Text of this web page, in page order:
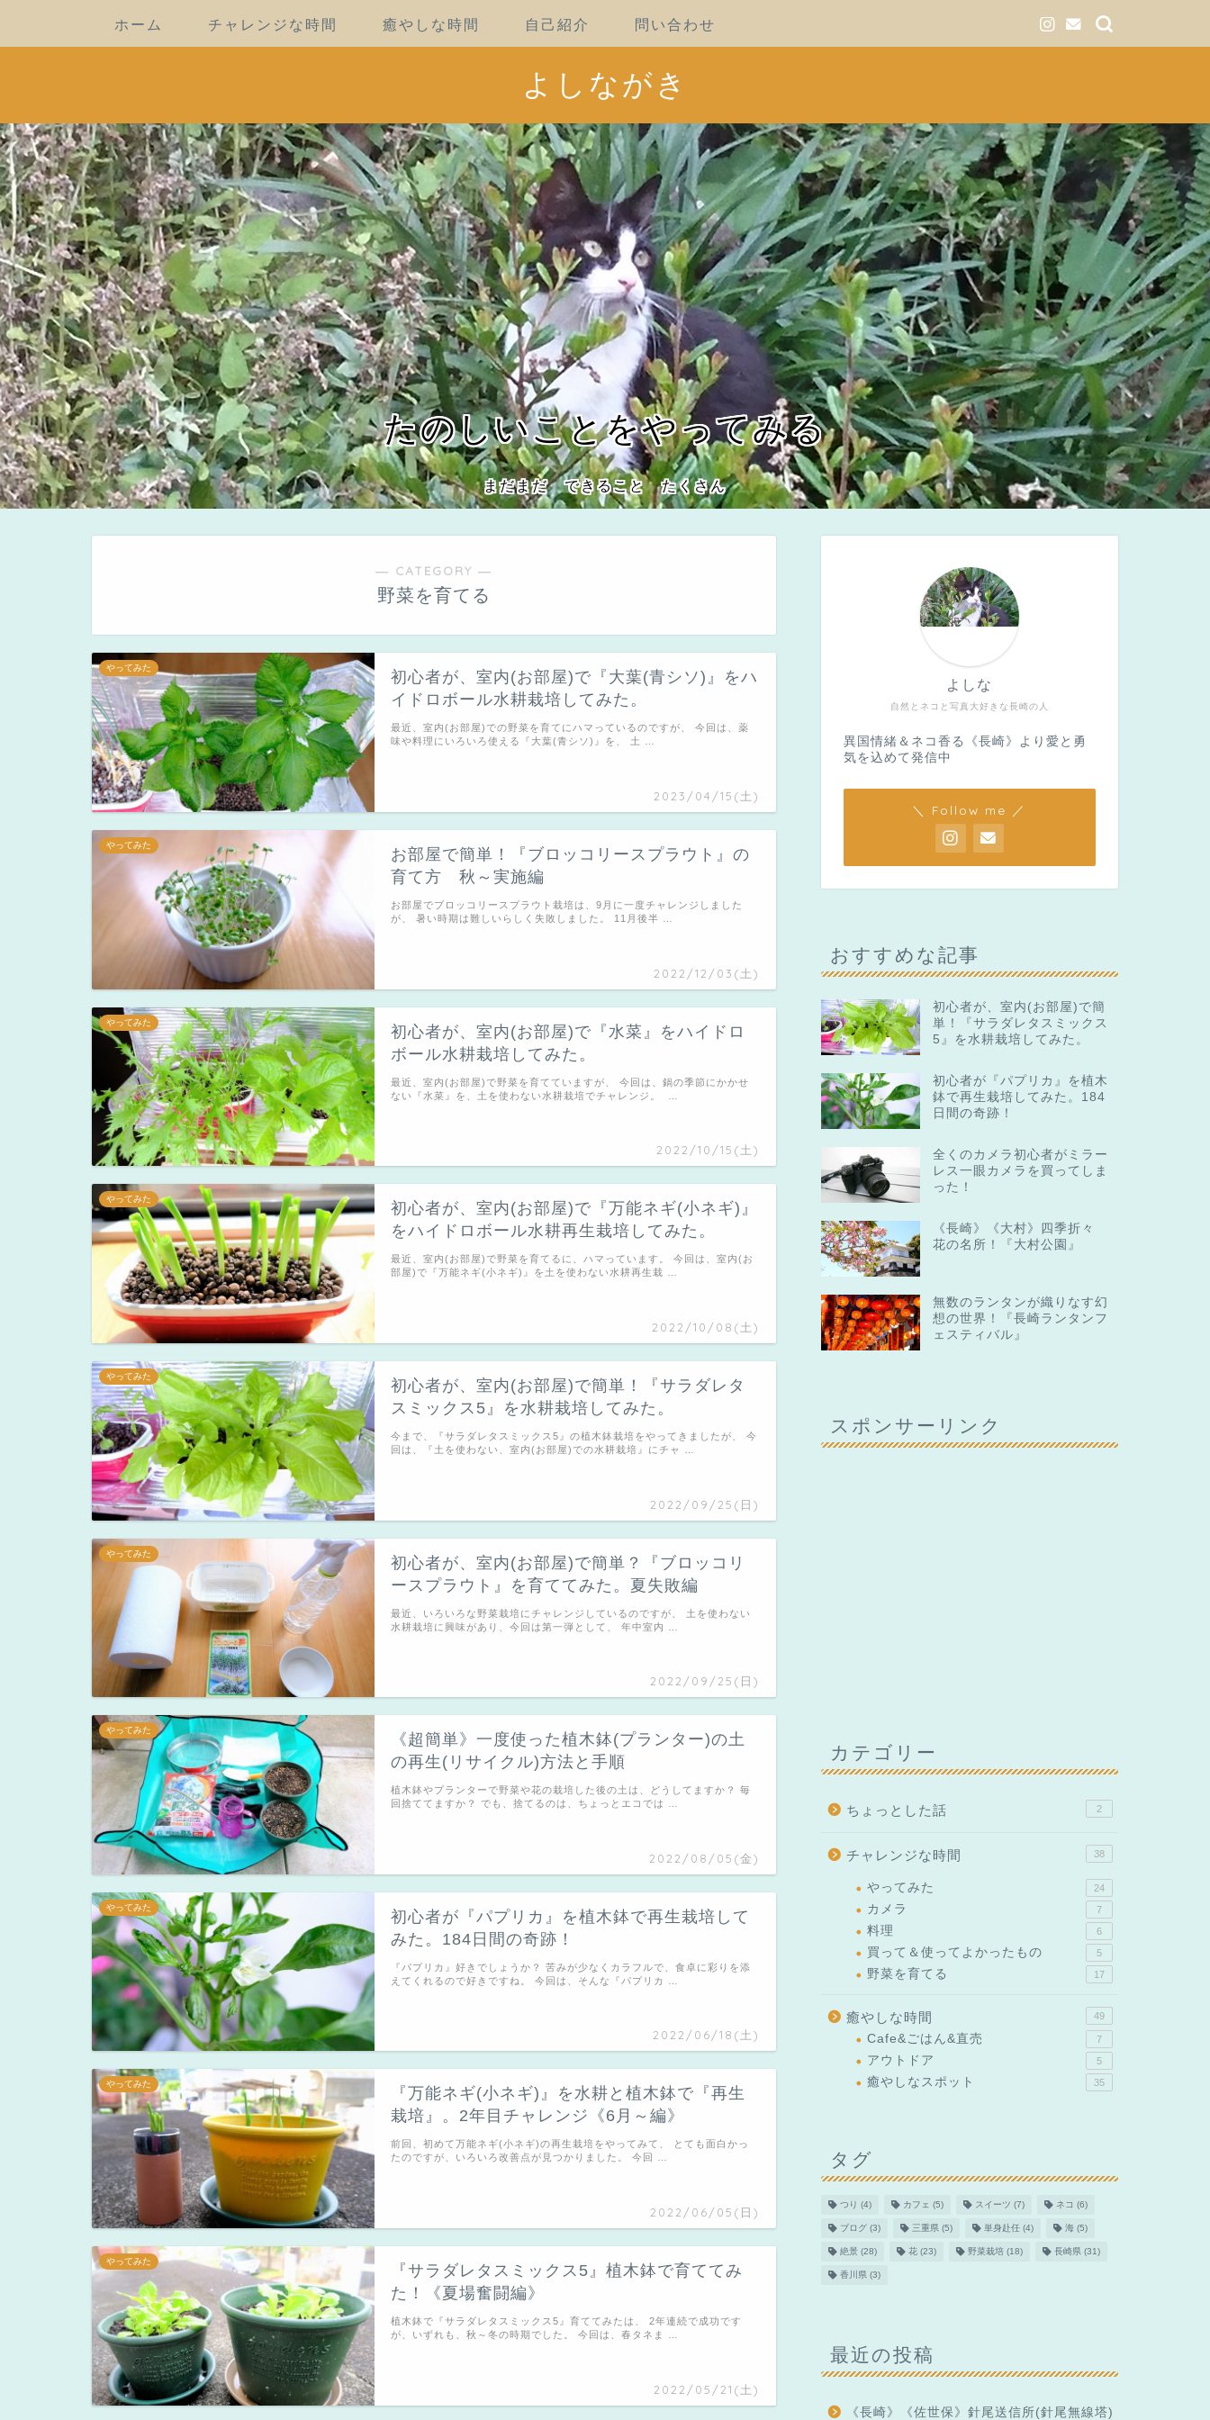
ホーム チャレンジな時間 癒やしな時間 自己紹介 問い合わせ
よしながき
たのしいことをやってみる
まだまだ できること たくさん
― CATEGORY ―
野菜を育てる
やってみた
初心者が、室内(お部屋)で『大葉(青シソ)』をハ
イドロボール水耕栽培してみた。
2023/04/15(土)
最近、室内(お部屋)での野菜を育てにハマっているのですが、 今回は、薬
味や料理にいろいろ使える『大葉(青シソ)』を、 土 …
やってみた
お部屋で簡単！『ブロッコリースプラウト』の
育て方 秋～実施編
2022/12/03(土)
お部屋でブロッコリースプラウト栽培は、9月に一度チャレンジしました
が、 暑い時期は難しいらしく失敗しました。 11月後半 …
やってみた
初心者が、室内(お部屋)で『水菜』をハイドロ
ボール水耕栽培してみた。
2022/10/15(土)
最近、室内(お部屋)で野菜を育てていますが、 今回は、鍋の季節にかかせ
ない『水菜』を、土を使わない水耕栽培でチャレンジ。 …
やってみた
初心者が、室内(お部屋)で『万能ネギ(小ネギ)』
をハイドロボール水耕再生栽培してみた。
2022/10/08(土)
最近、室内(お部屋)で野菜を育てるに、ハマっています。 今回は、室内(お
部屋)で『万能ネギ(小ネギ)』を土を使わない水耕再生栽 …
やってみた
初心者が、室内(お部屋)で簡単！『サラダレタ
スミックス5』を水耕栽培してみた。
2022/09/25(日)
今まで、『サラダレタスミックス5』の植木鉢栽培をやってきましたが、 今
回は、『土を使わない、室内(お部屋)での水耕栽培』にチャ …
やってみた
初心者が、室内(お部屋)で簡単？『ブロッコリ
ースプラウト』を育ててみた。夏失敗編
2022/09/25(日)
最近、いろいろな野菜栽培にチャレンジしているのですが、 土を使わない
水耕栽培に興味があり、今回は第一弾として、 年中室内 …
やってみた
《超簡単》一度使った植木鉢(プランター)の土
の再生(リサイクル)方法と手順
2022/08/05(金)
植木鉢やプランターで野菜や花の栽培した後の土は、どうしてますか？ 毎
回捨ててますか？ でも、捨てるのは、ちょっとエコでは …
やってみた
初心者が『パプリカ』を植木鉢で再生栽培して
みた。184日間の奇跡！
2022/06/18(土)
『パプリカ』好きでしょうか？ 苦みが少なくカラフルで、食卓に彩りを添
えてくれるので好きですね。 今回は、そんな『パプリカ …
やってみた
『万能ネギ(小ネギ)』を水耕と植木鉢で『再生
栽培』。2年目チャレンジ《6月～編》
2022/06/05(日)
前回、初めて万能ネギ(小ネギ)の再生栽培をやってみて、 とても面白かっ
たのですが、いろいろ改善点が見つかりました。 今回 …
やってみた
『サラダレタスミックス5』植木鉢で育ててみ
た！《夏場奮闘編》
2022/05/21(土)
植木鉢で『サラダレタスミックス5』育ててみたは、 2年連続で成功です
が、いずれも、秋～冬の時期でした。 今回は、春タネま …
自然とネコと写真大好きな長崎の人
よしな
異国情緒＆ネコ香る《長崎》より愛と勇
気を込めて発信中
＼ Follow me ／
おすすめな記事
初心者が、室内(お部屋)で簡
単！『サラダレタスミックス
5』を水耕栽培してみた。
初心者が『パプリカ』を植木
鉢で再生栽培してみた。184
日間の奇跡！
全くのカメラ初心者がミラー
レス一眼カメラを買ってしま
った！
《長崎》《大村》四季折々
花の名所！『大村公園』
無数のランタンが織りなす幻
想の世界！『長崎ランタンフ
ェスティバル』
スポンサーリンク
カテゴリー
ちょっとした話 2
チャレンジな時間 38
やってみた 24
カメラ 7
料理 6
買って＆使ってよかったもの 5
野菜を育てる 17
癒やしな時間 49
Cafe&ごはん&直売 7
アウトドア 5
癒やしなスポット 35
タグ
つり (4) カフェ (5) スイーツ (7) ネコ (6)
ブログ(3) 三重県 (5) 単身赴任(4) 海(5)
絶景(28) 花(23) 野菜栽培(18) 長崎県 (31)
香川県 (3)
最近の投稿
《長崎》《佐世保》針尾送信所(針尾無線塔)